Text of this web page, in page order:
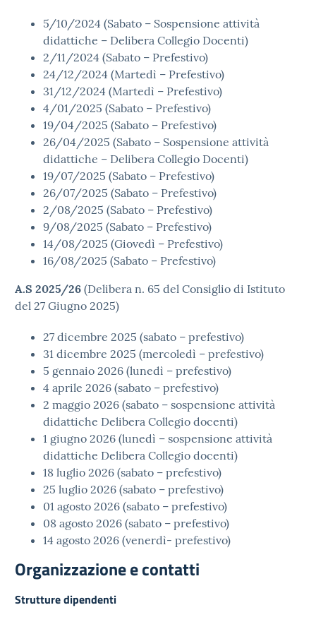
5/10/2024 (Sabato – Sospensione attività
didattiche – Delibera Collegio Docenti)
2/11/2024 (Sabato – Prefestivo)
24/12/2024 (Martedì – Prefestivo)
31/12/2024 (Martedì – Prefestivo)
4/01/2025 (Sabato – Prefestivo)
19/04/2025 (Sabato – Prefestivo)
26/04/2025 (Sabato – Sospensione attività
didattiche – Delibera Collegio Docenti)
19/07/2025 (Sabato – Prefestivo)
26/07/2025 (Sabato – Prefestivo)
2/08/2025 (Sabato – Prefestivo)
9/08/2025 (Sabato – Prefestivo)
14/08/2025 (Giovedì – Prefestivo)
16/08/2025 (Sabato – Prefestivo)
A.S 2025/26 (Delibera n. 65 del Consiglio di Istituto
del 27 Giugno 2025)
27 dicembre 2025 (sabato – prefestivo)
31 dicembre 2025 (mercoledì – prefestivo)
5 gennaio 2026 (lunedì – prefestivo)
4 aprile 2026 (sabato – prefestivo)
2 maggio 2026 (sabato – sospensione attività
didattiche Delibera Collegio docenti)
1 giugno 2026 (lunedì – sospensione attività
didattiche Delibera Collegio docenti)
18 luglio 2026 (sabato – prefestivo)
25 luglio 2026 (sabato – prefestivo)
01 agosto 2026 (sabato – prefestivo)
08 agosto 2026 (sabato – prefestivo)
14 agosto 2026 (venerdì- prefestivo)
Organizzazione e contatti
Strutture dipendenti